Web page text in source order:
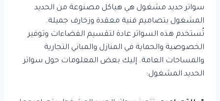
سواتر حديد مشغول هي هياكل مصنوعة من الحديد
المشغول بتصاميم فنية معقدة وزخارف جميلة.
تُستخدم هذه السواتر عادة لتقسيم الفضاءات وتوفير
الخصوصية والحماية في المنازل والمباني التجارية
والمساحات العامة. إليك بعض المعلومات حول سواتر
الحديد المشغول: